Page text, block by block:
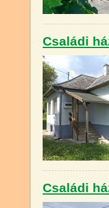
Családi
Családi